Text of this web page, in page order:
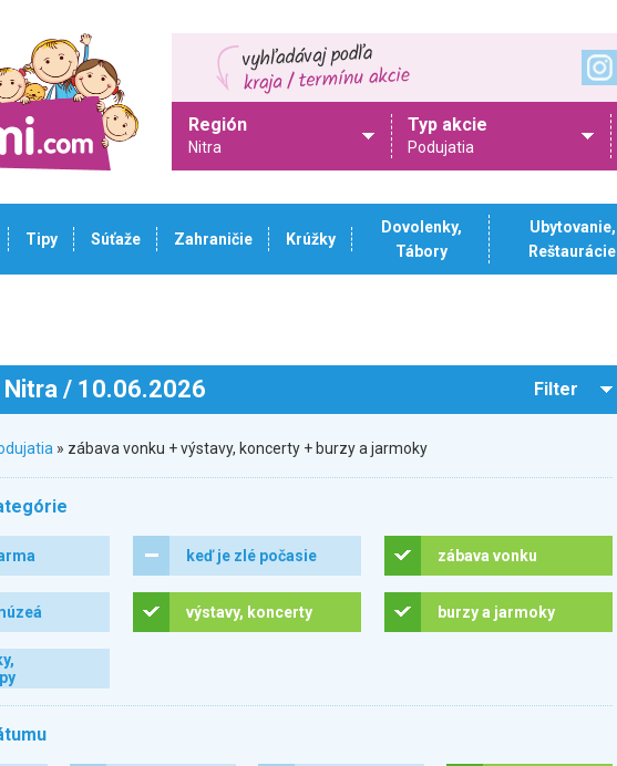
Región
Nitra
Typ akcie
Podujatia
Tipy Súťaže Zahraničie Krúžky
Dovolenky,
Tábory
Ubytovanie,
Reštaurácie
/ 10.06.2026 Filter
» zábava vonku + výstavy, koncerty + burzy a jarmoky
keď je zlé počasie zábava vonku
výstavy, koncerty burzy a jarmoky